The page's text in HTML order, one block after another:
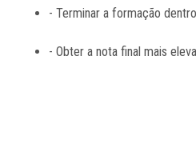
- Terminar a formação
- Obter a nota final mais